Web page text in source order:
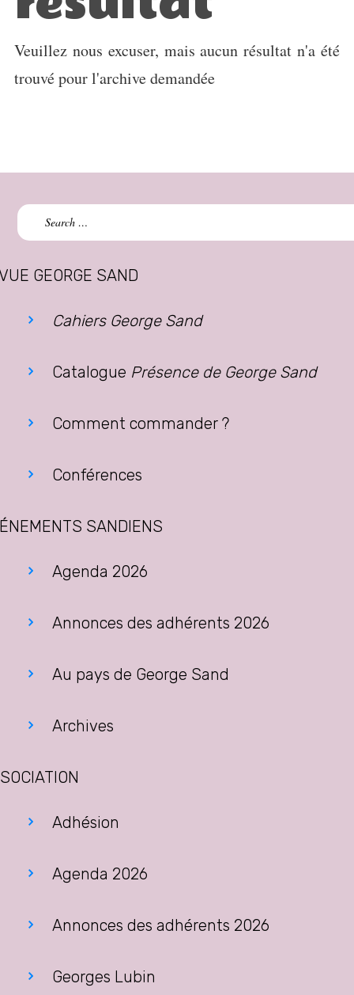
Veuillez nous excuser, mais aucun résultat n'a été
trouvé pour l'archive demandée
Search
for:
GEORGE SAND
Cahiers George Sand
Catalogue Présence de George Sand
Comment commander ?
Conférences
SANDIENS
Agenda 2026
Annonces des adhérents 2026
Au pays de George Sand
Archives
Adhésion
Agenda 2026
Annonces des adhérents 2026
Georges Lubin